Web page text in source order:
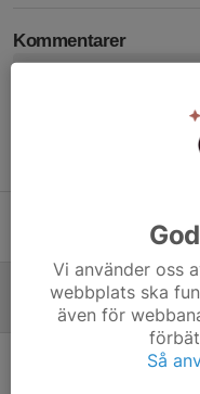
Kommentarer
18 jun, 23:44 0
Vårens
9 apr, 08:39 0
Vi använder oss
webbplats ska
även för
Så